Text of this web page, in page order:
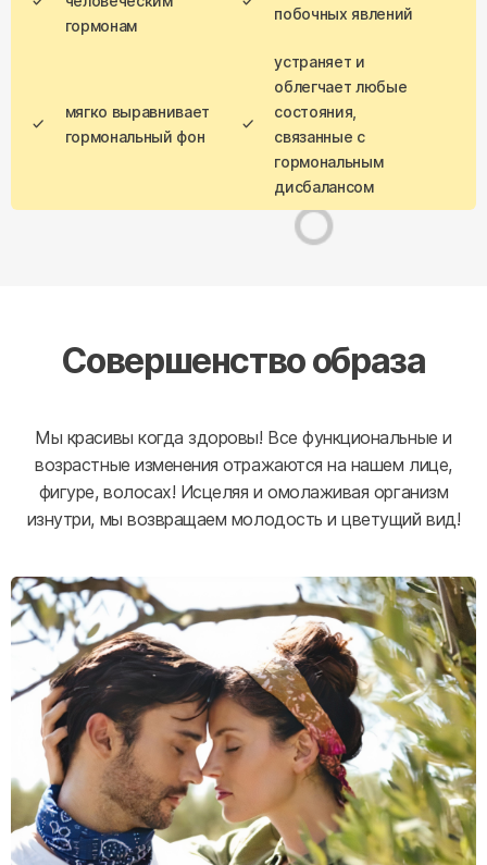
гормонам
побочных явлений
мягко выравнивает
гормональный фон
устраняет и
облегчает любые
состояния,
связанные с
гормональным
дисбалансом
Совершенство образа
Мы красивы когда здоровы! Все функциональные и
возрастные изменения отражаются на нашем лице,
фигуре, волосах! Исцеляя и омолаживая организм
изнутри, мы возвращаем молодость и цветущий вид!